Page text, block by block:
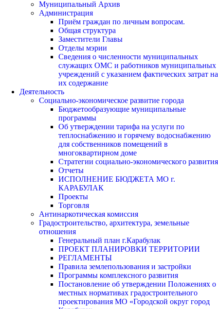
Муниципальный Архив
Администрация
Приём граждан по личным вопросам.
Общая структура
Заместители Главы
Отделы мэрии
Сведения о численности муниципальных
служащих ОМС и работников муниципальных
учреждений с указанием фактических затрат на
их содержание
Деятельность
Социально-экономическое развитие города
Бюджетообразующие муниципальные
программы
Об утверждении тарифа на услуги по
теплоснабжению и горячему водоснабжению
для собственников помещений в
многоквартирном доме
Стратегии социально-экономического развития
Отчеты
ИСПОЛНЕНИЕ БЮДЖЕТА МО г.
КАРАБУЛАК
Проекты
Торговля
Антинаркотическая комиссия
Градостроительство, архитектура, земельные
отношения
Генеральный план г.Карабулак
ПРОЕКТ ПЛАНИРОВКИ ТЕРРИТОРИИ
РЕГЛАМЕНТЫ
Правила землепользования и застройки
Программы комплексного развития
Постановление об утверждении Положениях о
местных нормативах градостроительного
проектирования МО «Городской округ город